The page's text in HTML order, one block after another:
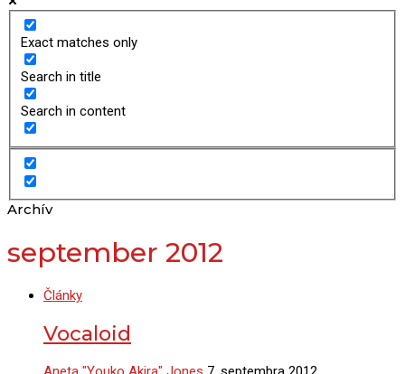
Exact matches only
Search in title
Search in content
Archív
september 2012
Články
Vocaloid